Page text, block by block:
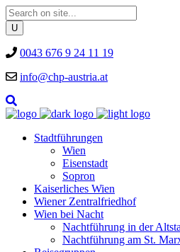
0043 676 9 24 11 19
info@chp-austria.at
Stadtführungen
Wien
Eisenstadt
Sopron
Kaiserliches Wien
Wiener Zentralfriedhof
Wien bei Nacht
Nachtführung in der
Nachtführung am St.